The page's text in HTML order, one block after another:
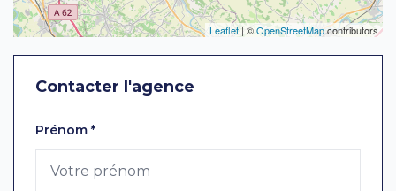
Leaflet | ©OpenStreetMapcontributors
Contacter l'agence
Laissez ce champ vide
Prénom *